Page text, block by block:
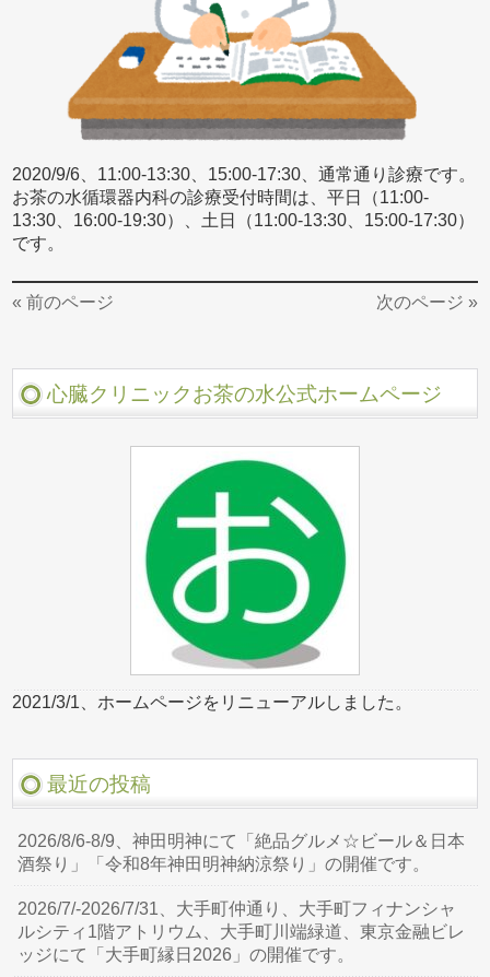
2020/9/6、11:00-13:30、15:00-17:30、通常通り診療です。
お茶の水循環器内科の診療受付時間は、平日（11:00-
13:30、16:00-19:30）、土日（11:00-13:30、15:00-17:30）
です。
« 前のページ 次のページ »
心臓クリニックお茶の水公式ホームページ
2021/3/1、ホームページをリニューアルしました。
最近の投稿
2026/8/6-8/9、神田明神にて「絶品グルメ☆ビール＆日本
酒祭り」「令和8年神田明神納涼祭り」の開催です。
2026/7/-2026/7/31、大手町仲通り、大手町フィナンシャ
ルシティ1階アトリウム、大手町川端緑道、東京金融ビレ
ッジにて「大手町縁日2026」の開催です。